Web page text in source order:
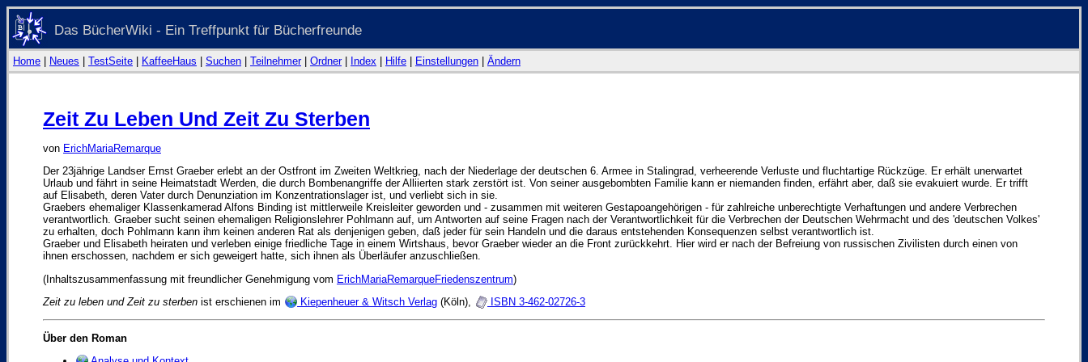
Das BücherWiki - Ein Treffpunkt für Bücherfreunde
Home Neues TestSeite KaffeeHaus Suchen Teilnehmer| Ordner| Index Hilfe Einstellungen Ändern
Zeit Zu Leben Und Zeit Zu Sterben
von ErichMariaRemarque
Der 23jährige Landser Ernst Graeber erlebt an der Ostfront im Zweiten Weltkrieg, nach der Niederlage der deutschen 6. Armee in Stalingrad, verheerende Verluste und fluchtartige Rückzüge. Er erhält unerwartet
Urlaub und fährt in seine Heimatstadt Werden, die durch Bombenangriffe der Alliierten stark zerstört ist. Von seiner ausgebombten Familie kann er niemanden finden, erfährt aber, daß sie evakuiert wurde. Er trifft
auf Elisabeth, deren Vater durch Denunziation im Konzentrationslager ist, und verliebt sich in sie.
Graebers ehemaliger Klassenkamerad Alfons Binding ist mittlerweile Kreisleiter geworden und - zusammen mit weiteren Gestapoangehörigen - für zahlreiche unberechtigte Verhaftungen und andere Verbrechen
verantwortlich. Graeber sucht seinen ehemaligen Religionslehrer Pohlmann auf, um Antworten auf seine Fragen nach der Verantwortlichkeit für die Verbrechen der Deutschen Wehrmacht und des 'deutschen Volkes'
zu erhalten, doch Pohlmann kann ihm keinen anderen Rat als denjenigen geben, daß jeder für sein Handeln und die daraus entstehenden Konsequenzen selbst verantwortlich ist.
Graeber und Elisabeth heiraten und verleben einige friedliche Tage in einem Wirtshaus, bevor Graeber wieder an die Front zurückkehrt. Hier wird er nach der Befreiung von russischen Zivilisten durch einen von
ihnen erschossen, nachdem er sich geweigert hatte, sich ihnen als Überläufer anzuschließen.
(Inhaltszusammenfassung mit freundlicher Genehmigung vom ErichMariaRemarqueFriedenszentrum)
Zeit zu leben und Zeit zu sterben ist erschienen im Kiepenheuer & Witsch Verlag (Köln), ISBN 3-462-02726-3
Über den Roman